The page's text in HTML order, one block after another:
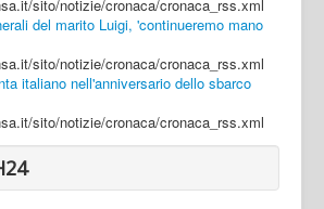
sito/notizie/cronaca/cronaca_rss.xml
del marito Luigi, 'continueremo mano
sito/notizie/cronaca/cronaca_rss.xml
italiano nell'anniversario dello sbarco
sito/notizie/cronaca/cronaca_rss.xml